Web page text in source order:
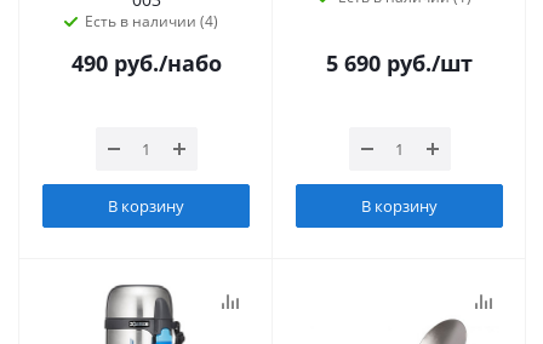
Есть в наличии (4)
490руб./набо
В корзину
5 690 руб./шт
В корзину